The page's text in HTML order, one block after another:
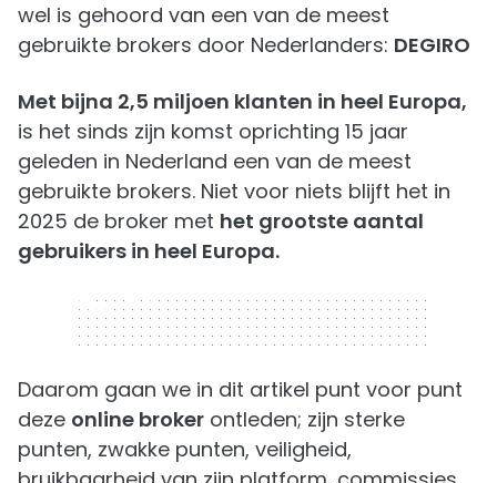
wel is gehoord van een van de meest
gebruikte brokers door Nederlanders: DEGIRO
Met bijna 2,5 miljoen klanten in heel Europa,
is het sinds zijn komst oprichting 15 jaar
geleden in Nederland een van de meest
gebruikte brokers. Niet voor niets blijft het in
2025 de broker met het grootste aantal
gebruikers in heel Europa.
320 x 50
Daarom gaan we in dit artikel punt voor punt
deze online broker ontleden; zijn sterke
punten, zwakke punten, veiligheid,